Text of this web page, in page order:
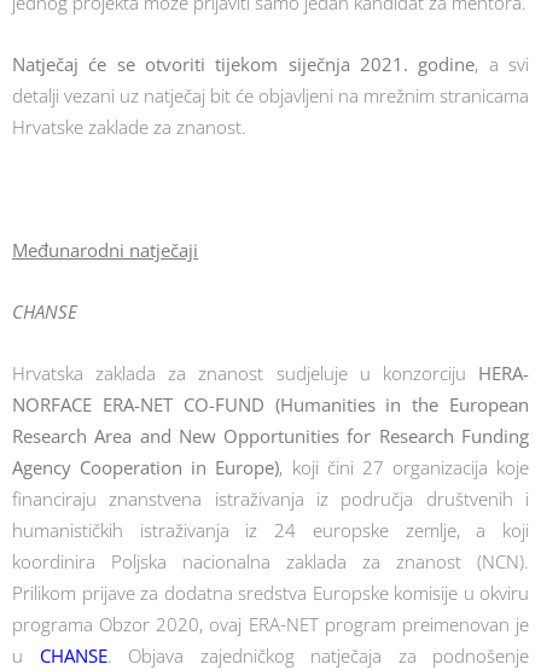
Natječaj će se otvoriti tijekom siječnja 2021. godine, a svi
detalji vezani uz natječaj bit će objavljeni na mrežnim stranicama
Hrvatske zaklade za znanost.
Međunarodni natječaji
CHANSE
Hrvatska zaklada za znanost sudjeluje u konzorciju HERA-
NORFACE ERA-NET CO-FUND (Humanities in the European
Research Area and New Opportunities for Research Funding
Agency Cooperation in Europe), koji čini 27 organizacija koje
financiraju znanstvena istraživanja iz područja društvenih i
humanističkih istraživanja iz 24 europske zemlje, a koji
koordinira Poljska nacionalna zaklada za znanost (NCN).
Prilikom prijave za dodatna sredstva Europske komisije u okviru
programa Obzor 2020, ovaj ERA-NET program preimenovan je
u CHANSE. Objava zajedničkog natječaja za podnošenje